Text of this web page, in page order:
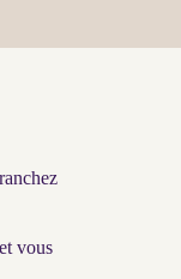
vous